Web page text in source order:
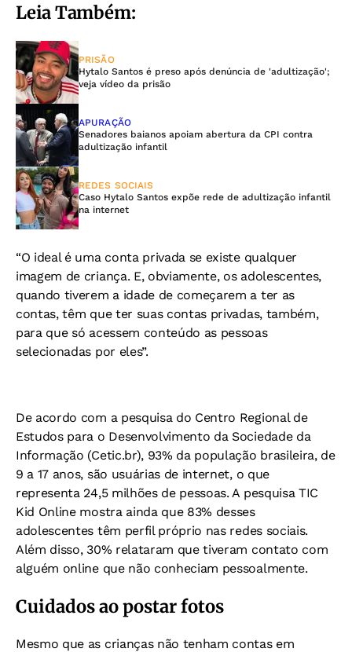
Leia Também:
PRISÃO
Hytalo Santos é preso após denúncia de 'adultização';
veja vídeo da prisão
APURAÇÃO
Senadores baianos apoiam abertura da CPI contra
adultização infantil
REDES SOCIAIS
Caso Hytalo Santos expõe rede de adultização infantil
na internet
“O ideal é uma conta privada se existe qualquer
imagem de criança. E, obviamente, os adolescentes,
quando tiverem a idade de começarem a ter as
contas, têm que ter suas contas privadas, também,
para que só acessem conteúdo as pessoas
selecionadas por eles”.
De acordo com a pesquisa do Centro Regional de
Estudos para o Desenvolvimento da Sociedade da
Informação (Cetic.br), 93% da população brasileira, de
9 a 17 anos, são usuárias de internet, o que
representa 24,5 milhões de pessoas. A pesquisa TIC
Kid Online mostra ainda que 83% desses
adolescentes têm perfil próprio nas redes sociais.
Além disso, 30% relataram que tiveram contato com
alguém online que não conheciam pessoalmente.
Cuidados ao postar fotos
Mesmo que as crianças não tenham contas em